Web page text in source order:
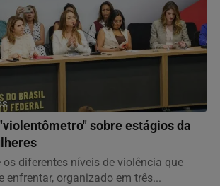
sobre estágios da
os diferentes níveis de violência que
enfrentar, organizado em três...